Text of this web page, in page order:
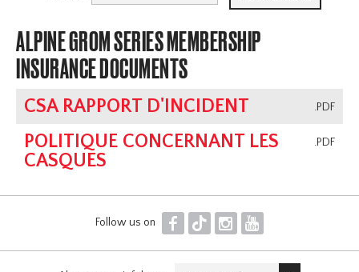
ALPINE GROM SERIES MEMBERSHIP
INSURANCE DOCUMENTS
.PDF
CSA RAPPORT D'INCIDENT
.PDF
POLITIQUE CONCERNANT LES
CASQUES
Follow us on F T I Y